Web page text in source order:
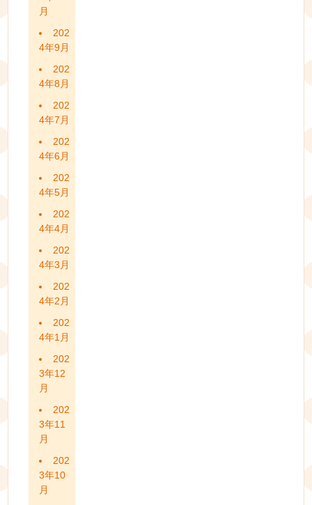
月
202
4年9月
202
4年8月
202
4年7月
202
4年6月
202
4年5月
202
4年4月
202
4年3月
202
4年2月
202
4年1月
202
3年12
月
202
3年11
月
202
3年10
月